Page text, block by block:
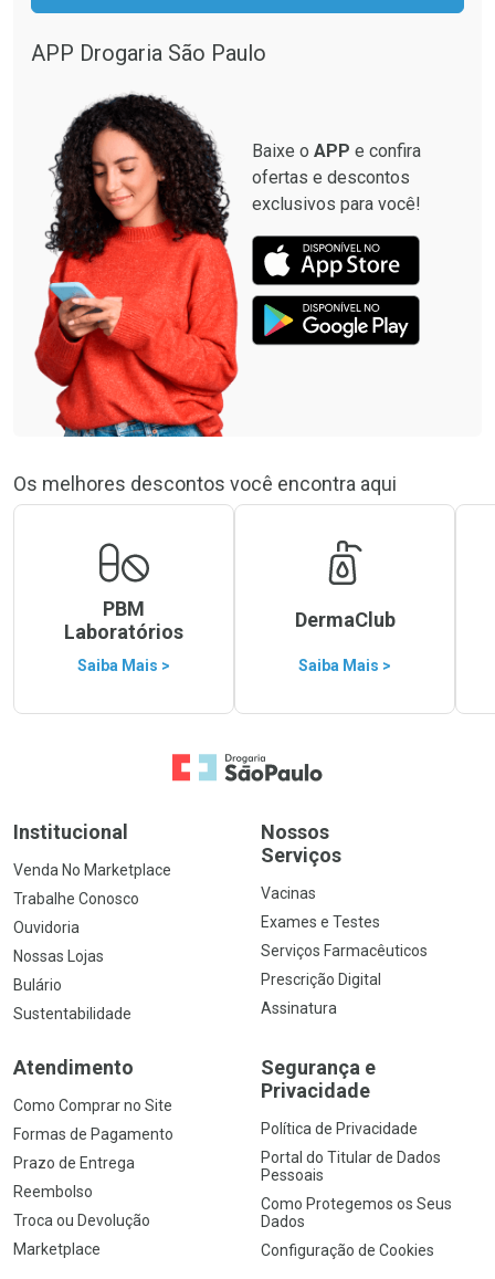
APP Drogaria São Paulo
Baixe o APP e confira
ofertas e descontos
exclusivos para você!
Os melhores descontos você encontra aqui
PBM
Laboratórios
Saiba Mais >
DermaClub
Saiba Mais >
Ir para a Home
Institucional
Venda No Marketplace
Trabalhe Conosco
Ouvidoria
Nossas Lojas
Bulário
Sustentabilidade
Nossos
Serviços
Vacinas
Exames e Testes
Serviços Farmacêuticos
Prescrição Digital
Assinatura
Atendimento
Como Comprar no Site
Formas de Pagamento
Prazo de Entrega
Reembolso
Troca ou Devolução
Marketplace
Segurança e
Privacidade
Política de Privacidade
Portal do Titular de Dados
Pessoais
Como Protegemos os Seus
Dados
Configuração de Cookies